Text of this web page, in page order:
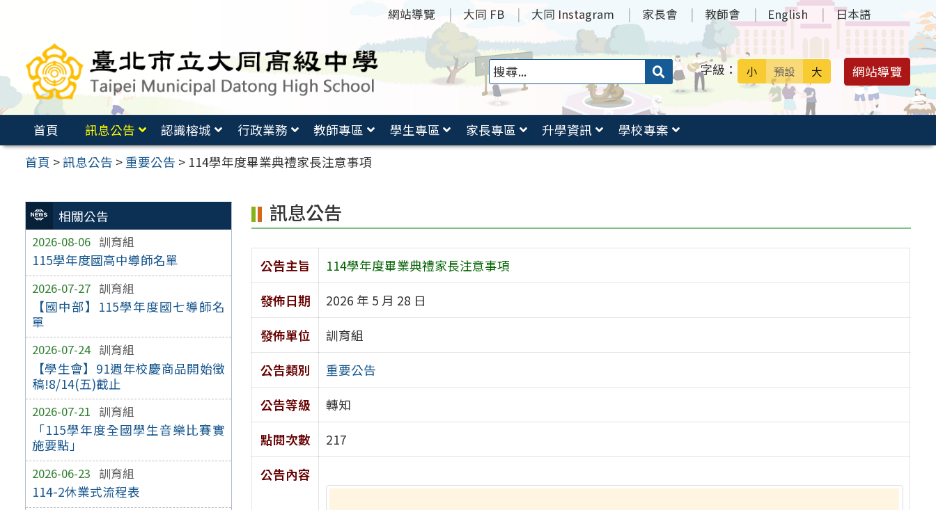
要
容
網站導覽 大同 FB 大同 Instagram 家長會 教師會 English 日本語
搜
送出 字級： 小 預設 大 網站導覽
首頁 訊息公告 認識榕城 行政業務 教師專區 學生專區 家長專區 升學資訊
學校專案
首頁 >訊息公告 > 重要公告 > 114學年度畢業典禮家長注意事項
相關公告
2026-08-06 訓育組
115學年度國高中導師名單
2026-07-27 訓育組
【國中部】115學年度國七導師名
單
2026-07-24 訓育組
【學生會】91週年校慶商品開始徵
稿!8/14(五)截止
2026-07-21 訓育組
「115學年度全國學生音樂比賽實
施要點」
2026-06-23 訓育組
114-2休業式流程表
訊息公告
公告主旨
114學年度畢業典禮家長注意事項
發佈日期
2026 年 5 月 28 日
發佈單位
訓育組
公告類別
重要公告
公告等級
轉知
點閱次數
217
公告內容